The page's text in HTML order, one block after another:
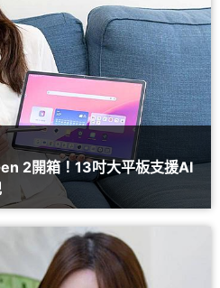
2開箱！13吋大平板支援AI